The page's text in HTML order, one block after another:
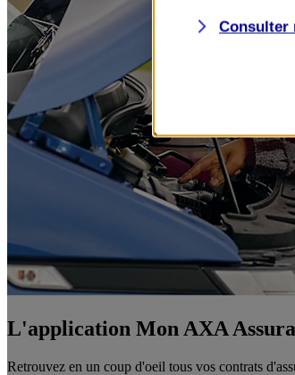
L'application Mon AXA
Retrouvez en un coup d'oeil tous vos contrats
Consulter